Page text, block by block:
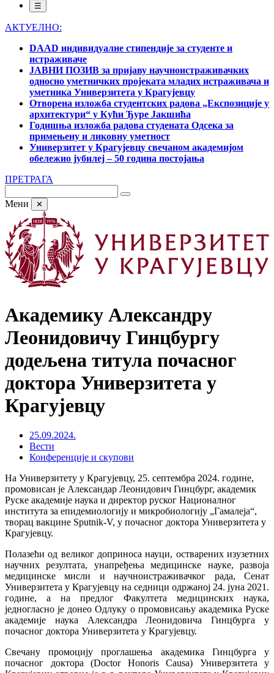
☰
АКТУЕЛНО:
DAAD индивидуалне стипендије за студенте и
истраживаче
ЈАВНИ ПОЗИВ за пријаву научноистраживачких
односно уметничких пројеката младих истраживача и
уметника Универзитета у Крагујевцу
Отворена изложба студентских радова „Експозиције у
архитектури“ у Кући Ђуре Јакшића
Годишња изложба радова студената Одсека за
примењену и ликовну уметност
Универзитет у Крагујевцу свечаном академијом
обележио јубилеј – 50 година постојања
ПРЕТРАГА
Мени ✕
Академику Александру
Леонидовичу Гинцбургу
додељена титула почасног
доктора Универзитета у
Крагујевцу
25.09.2024.
Вести
Конференције и скупови
На Универзитету у Крагујевцу, 25. септембра 2024. године,
промовисан је Александар Леонидович Гинцбург, академик
Руске академије наука и директор руског Националног
института за епидемиологију и микробиологију „Гамалеја“,
творaц вакцине Sputnik-V, у почасног доктора Универзитета у
Крагујевцу.
Полазећи од великог доприноса науци, остварених изузетних
научних резултата, унапређења медицинске науке, развоја
медицинске мисли и научноистраживачког рада, Сенат
Универзитета у Крагујевцу на седници одржаној 24. јуна 2021.
године, а на предлог Факултета медицинских наука,
једногласно је донео Одлуку о промовисању академика Руске
академије наука Александра Леонидовича Гинцбурга у
почасног доктора Универзитета у Крагујевцу.
Свечану промоцију проглашења академика Гинцбурга у
почасног доктора (Doctor Honoris Causa) Универзитета у